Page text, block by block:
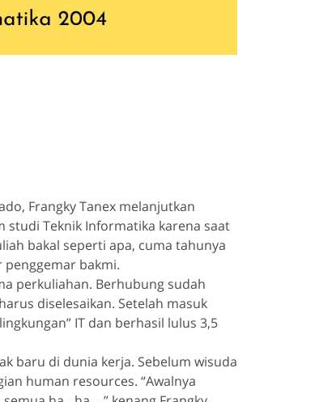
Frangky Tanex melanjutkan
studi Teknik Informatika karena saat
bakal seperti apa, cuma tahunya
penggemar bakmi.
perkuliahan. Berhubung sudah
diselesaikan. Setelah masuk
IT dan berhasil lulus 3,5
baru di dunia kerja. Sebelum wisuda
human resources. “Awalnya